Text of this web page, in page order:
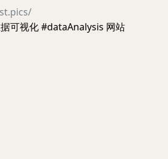
可视化 #dataAnalysis 网站